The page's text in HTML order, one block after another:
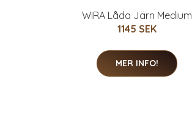
WIRA Låda Järn Medium
1145 SEK
MER INFO!